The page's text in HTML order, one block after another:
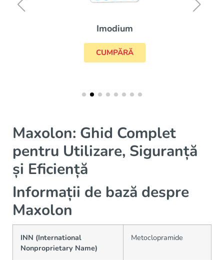
Imodium
CUMPĂRĂ
Maxolon: Ghid Complet
pentru Utilizare, Siguranță
și Eficiență
Informații de bază despre
Maxolon
INN (International
Nonproprietary Name)
Metoclopramide